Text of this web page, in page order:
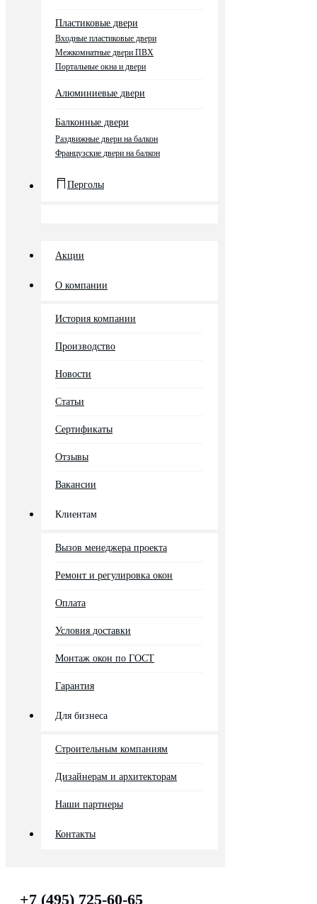
Пластиковые двери
Входные пластиковые двери
Межкомнатные двери ПВХ
Портальные окна и двери
Алюминиевые двери
Балконные двери
Раздвижные двери на балкон
Французские двери на балкон
Перголы
Акции
О компании
История компании
Производство
Новости
Статьи
Сертификаты
Отзывы
Вакансии
Клиентам
Вызов менеджера проекта
Ремонт и регулировка окон
Оплата
Условия доставки
Монтаж окон по ГОСТ
Гарантия
Для бизнеса
Строительным компаниям
Дизайнерам и архитекторам
Наши партнеры
Контакты
+7 (495) 725-60-65